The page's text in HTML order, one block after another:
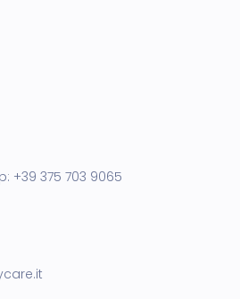
+39 375 703 9065